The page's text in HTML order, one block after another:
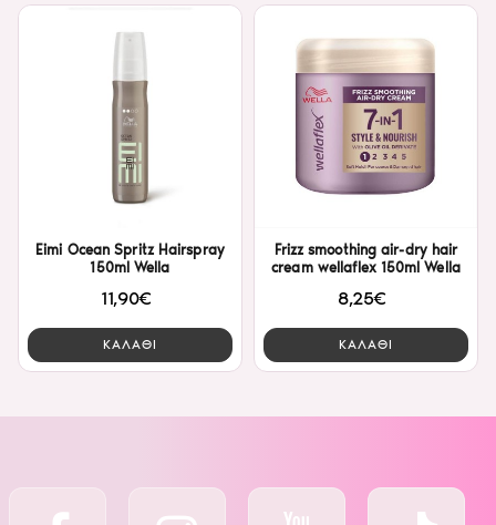
Eimi Ocean Spritz Hairspray
150ml Wella
11,90€
ΚΑΛΑΘΙ
Frizz smoothing air-dry hair
cream wellaflex 150ml Wella
8,25€
ΚΑΛΑΘΙ